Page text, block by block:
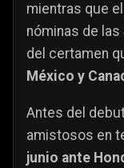
mientras que el
nóminas de
del certamen
México y
Antes del
amistosos en
junio ante